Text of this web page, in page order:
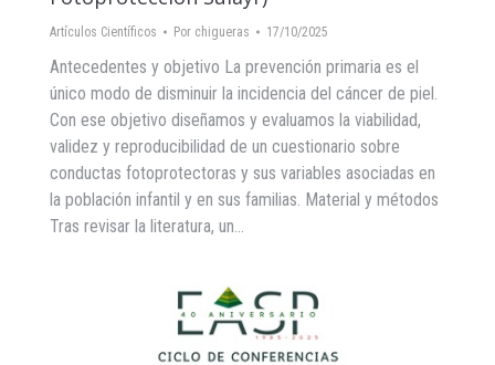
Artículos Científicos Por chigueras 17/10/2025
Antecedentes y objetivo La prevención primaria es el
único modo de disminuir la incidencia del cáncer de piel.
Con ese objetivo diseñamos y evaluamos la viabilidad,
validez y reproducibilidad de un cuestionario sobre
conductas fotoprotectoras y sus variables asociadas en
la población infantil y en sus familias. Material y métodos
Tras revisar la literatura, un…